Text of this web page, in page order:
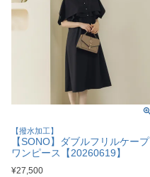
【撥水加工】
【SONO】ダブルフリルケープ
ワンピース【20260619】
¥27,500